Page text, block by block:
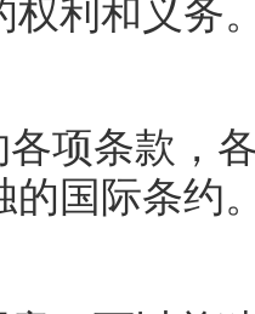
权利和义务
项条款，
的国际条约